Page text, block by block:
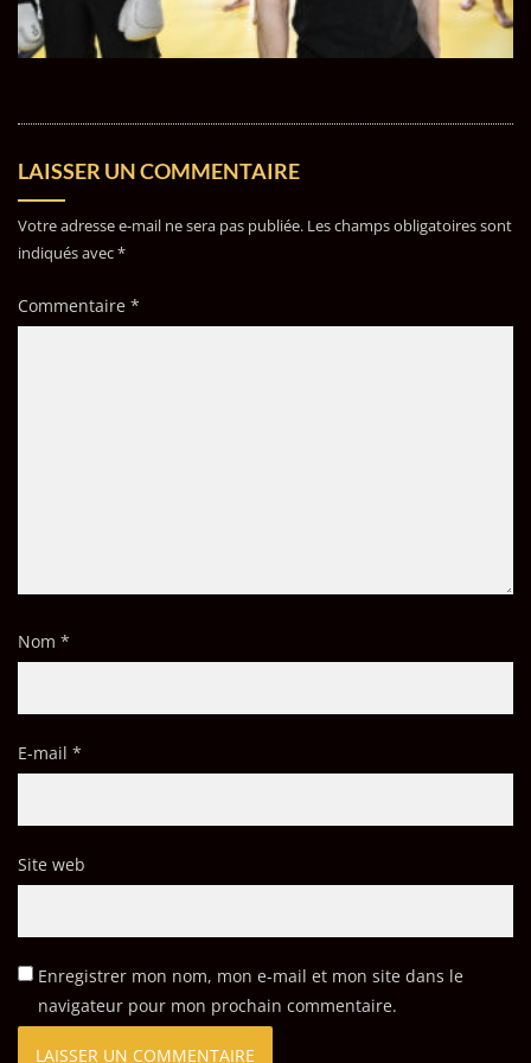
LAISSER UN COMMENTAIRE
Votre adresse e-mail ne sera pas publiée. Les champs obligatoires sont
indiqués avec*
Commentaire *
Nom *
E-mail *
Site web
Enregistrer mon nom, mon e-mail et mon site dans le
navigateur pour mon prochain commentaire.